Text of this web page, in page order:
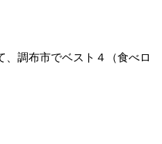
調布市でベスト４（食べロ